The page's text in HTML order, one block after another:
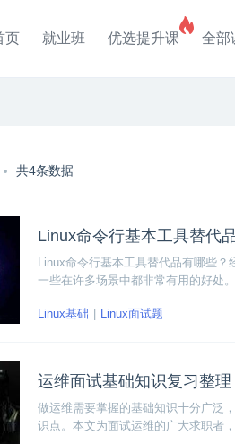
页 就业班 优选提升课 全部
共4条数据
Linux命令行基本工具替代
Linux命令行基本工具替代品有哪些
一些在许多场景中都非常有用的好处
Linux基础
Linux面试题
运维面试基础知识复习整理
做运维需要掌握的基础知识十分广泛
识点。本文为面试运维的广大求职者